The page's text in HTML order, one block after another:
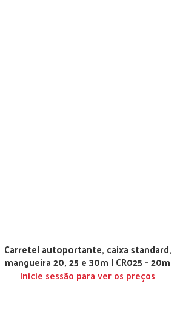
Carretel autoportante, caixa standard,
mangueira 20, 25 e 30m | CR025 – 20m
Inicie sessão para ver os preços